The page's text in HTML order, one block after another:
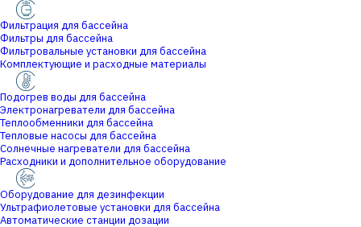
Фильтрация для бассейна
Фильтры для бассейна
Фильтровальные установки для бассейна
Комплектующие и расходные материалы
Подогрев воды для бассейна
Электронагреватели для бассейна
Теплообменники для бассейна
Тепловые насосы для бассейна
Солнечные нагреватели для бассейна
Расходники и дополнительное оборудование
Оборудование для дезинфекции
Ультрафиолетовые установки для бассейна
Автоматические станции дозации